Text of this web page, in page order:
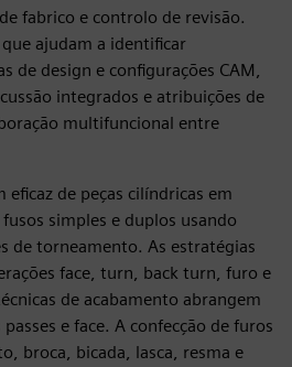
fabrico e controlo de revisão.
ajudam a identificar
de design e configurações CAM,
integrados e atribuições de
multifuncional entre
eficaz de peças cilíndricas em
simples e duplos usando
de torneamento. As estratégias
face, turn, back turn, furo e
de acabamento abrangem
e face. A confecção de furos
broca, bicada, lasca, resma e